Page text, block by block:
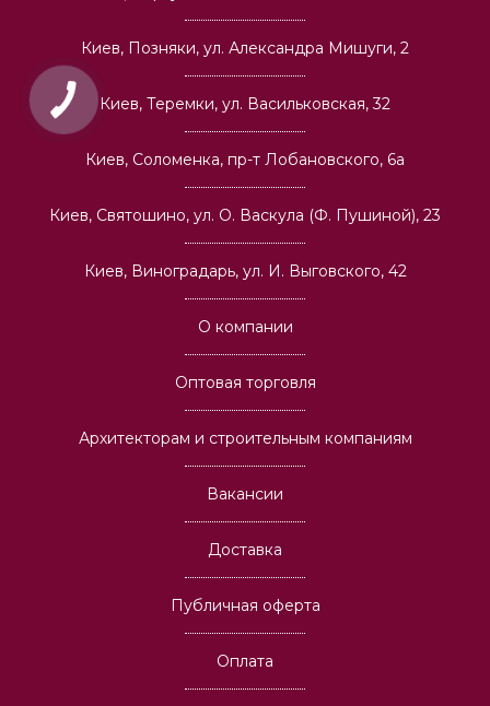
Киев, Позняки, ул. Александра Мишуги, 2
Киев, Теремки, ул. Васильковская, 32
Киев, Соломенка, пр-т Лобановского, 6а
Киев, Святошино, ул. О. Васкула (Ф. Пушиной), 23
Киев, Виноградарь, ул. И. Выговского, 42
О компании
Оптовая торговля
Архитекторам и строительным компаниям
Вакансии
Доставка
Публичная оферта
Оплата